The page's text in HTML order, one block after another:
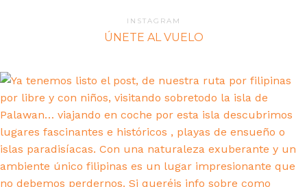
INSTAGRAM
ÚNETE AL VUELO